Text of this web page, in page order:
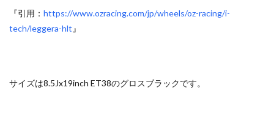
『引用： https://www.ozracing.com/jp/wheels/oz-racing/i-
tech/leggera-hlt』
サイズは8.5Jx19inch ET38のグロスブラックです。